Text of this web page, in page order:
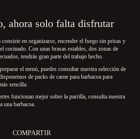
ahora solo falta disfrutar
consiste en organizarse, encender el fuego sin prisas y
cocinado. Con unas brasas estables, dos zonas de
tendrás gran parte del trabajo hecho.
el menú, puedes consultar nuestra selección de
de packs de carne para barbacoa para
sencilla.
funcionan mejor sobre la parrilla, consulta nuestra
una barbacoa.
COMPARTIR